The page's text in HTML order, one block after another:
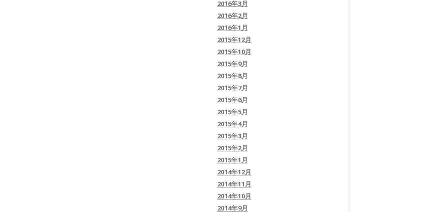
2016年3月
2016年2月
2016年1月
2015年12月
2015年10月
2015年9月
2015年8月
2015年7月
2015年6月
2015年5月
2015年4月
2015年3月
2015年2月
2015年1月
2014年12月
2014年11月
2014年10月
2014年9月